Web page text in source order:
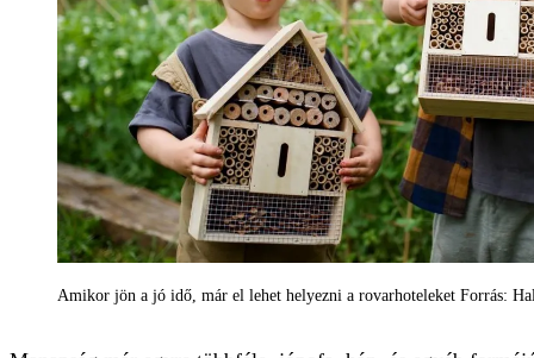
Amikor jön a jó idő, már el lehet helyezni a rovarhoteleket Forrás: